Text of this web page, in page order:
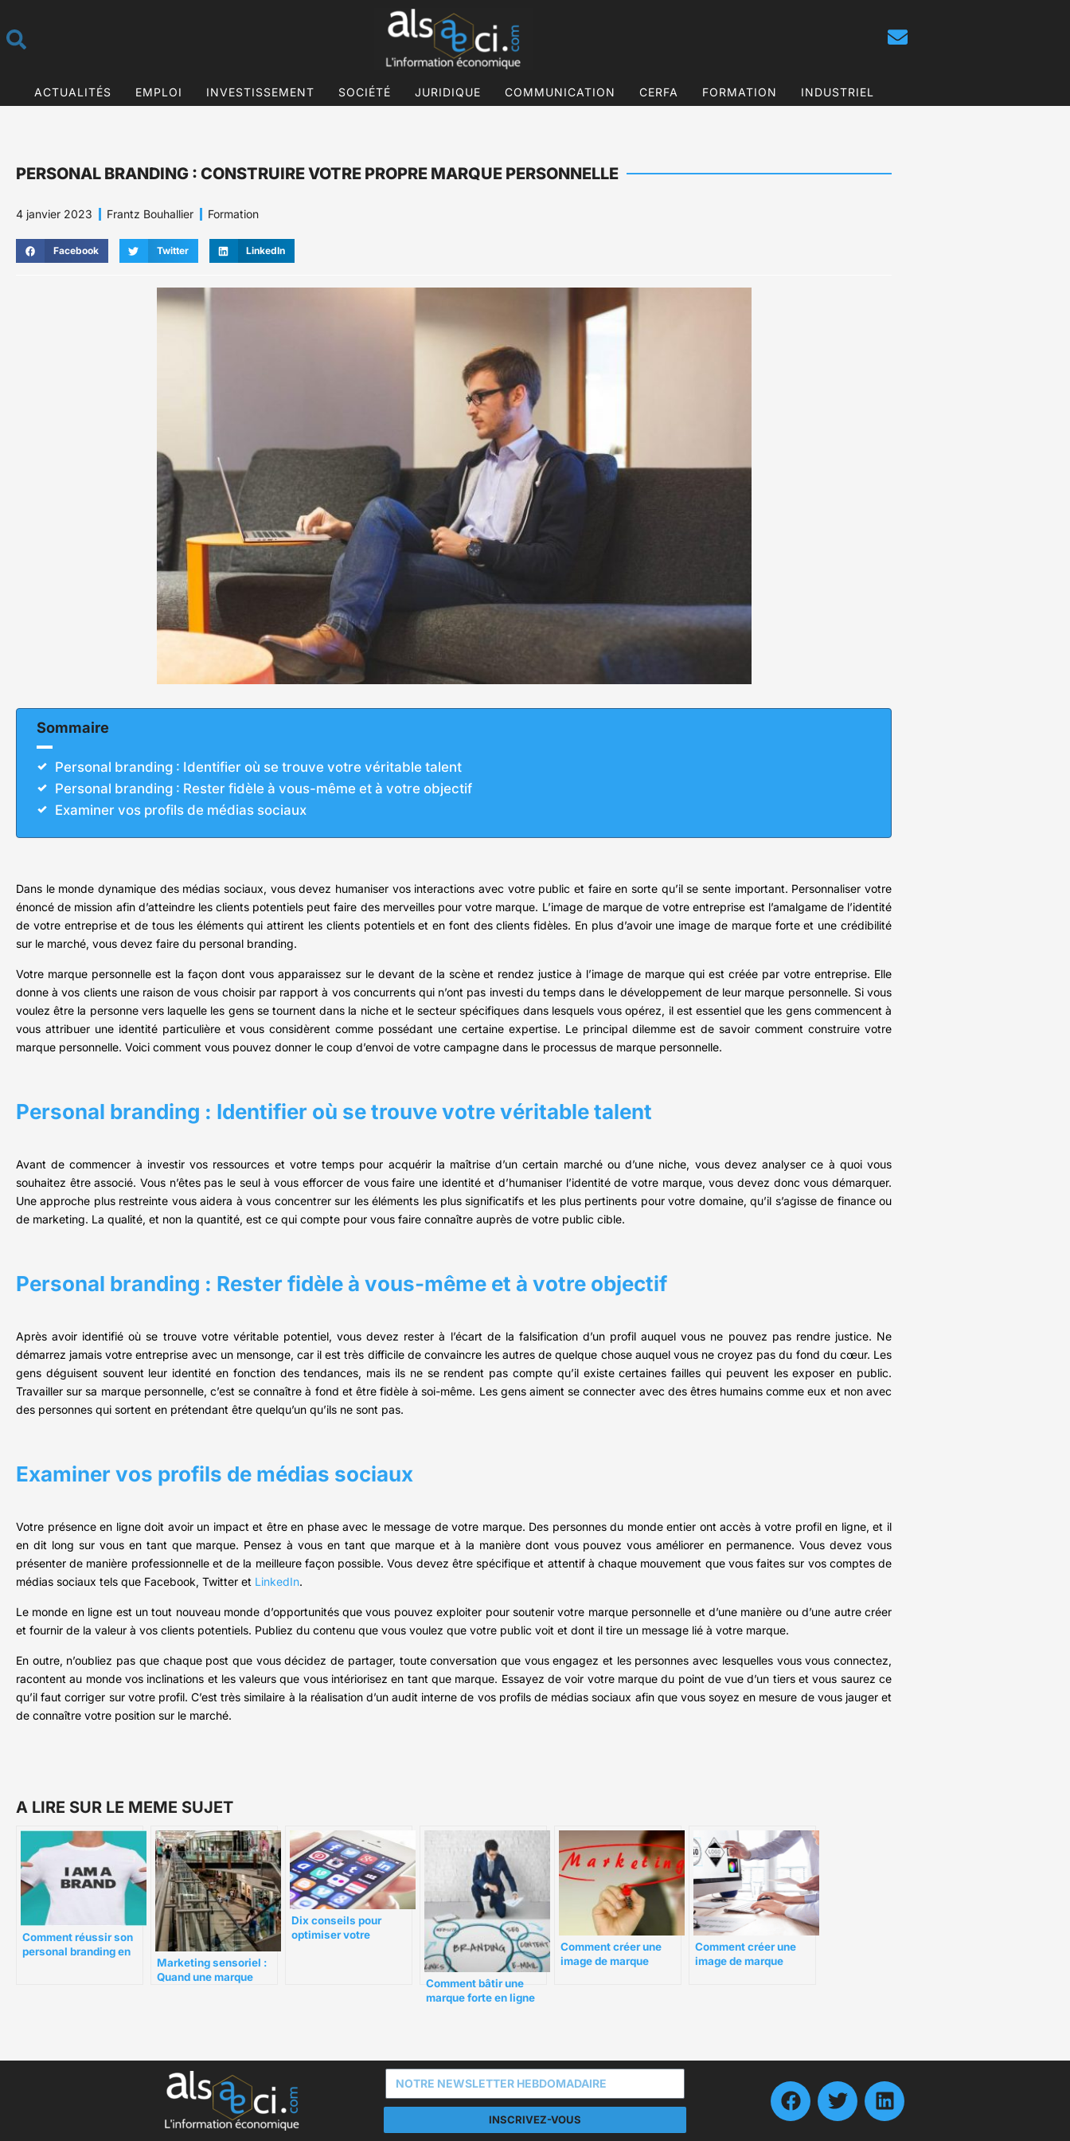
ACTUALITÉS EMPLOI INVESTISSEMENT SOCIÉTÉ JURIDIQUE COMMUNICATION CERFA FORMATION INDUSTRIEL
PERSONAL BRANDING : CONSTRUIRE VOTRE PROPRE MARQUE PERSONNELLE
4 janvier 2023 Frantz Bouhallier Formation
Facebook Twitter LinkedIn
Sommaire
Personal branding : Identifier où se trouve votre véritable talent
Personal branding : Rester fidèle à vous-même et à votre objectif
Examiner vos profils de médias sociaux
Dans le monde dynamique des médias sociaux, vous devez humaniser vos interactions avec votre public et faire en sorte qu’il se sente important. Personnaliser votre
énoncé de mission afin d’atteindre les clients potentiels peut faire des merveilles pour votre marque. L’image de marque de votre entreprise est l’amalgame de l’identité
de votre entreprise et de tous les éléments qui attirent les clients potentiels et en font des clients fidèles. En plus d’avoir une image de marque forte et une crédibilité
sur le marché, vous devez faire du personal branding.
Votre marque personnelle est la façon dont vous apparaissez sur le devant de la scène et rendez justice à l’image de marque qui est créée par votre entreprise. Elle
donne à vos clients une raison de vous choisir par rapport à vos concurrents qui n’ont pas investi du temps dans le développement de leur marque personnelle. Si vous
voulez être la personne vers laquelle les gens se tournent dans la niche et le secteur spécifiques dans lesquels vous opérez, il est essentiel que les gens commencent à
vous attribuer une identité particulière et vous considèrent comme possédant une certaine expertise. Le principal dilemme est de savoir comment construire votre
marque personnelle. Voici comment vous pouvez donner le coup d’envoi de votre campagne dans le processus de marque personnelle.
Personal branding : Identifier où se trouve votre véritable talent
Avant de commencer à investir vos ressources et votre temps pour acquérir la maîtrise d’un certain marché ou d’une niche, vous devez analyser ce à quoi vous
souhaitez être associé. Vous n’êtes pas le seul à vous efforcer de vous faire une identité et d’humaniser l’identité de votre marque, vous devez donc vous démarquer.
Une approche plus restreinte vous aidera à vous concentrer sur les éléments les plus significatifs et les plus pertinents pour votre domaine, qu’il s’agisse de finance ou
de marketing. La qualité, et non la quantité, est ce qui compte pour vous faire connaître auprès de votre public cible.
Personal branding : Rester fidèle à vous-même et à votre objectif
Après avoir identifié où se trouve votre véritable potentiel, vous devez rester à l’écart de la falsification d’un profil auquel vous ne pouvez pas rendre justice. Ne
démarrez jamais votre entreprise avec un mensonge, car il est très difficile de convaincre les autres de quelque chose auquel vous ne croyez pas du fond du cœur. Les
gens déguisent souvent leur identité en fonction des tendances, mais ils ne se rendent pas compte qu’il existe certaines failles qui peuvent les exposer en public.
Travailler sur sa marque personnelle, c’est se connaître à fond et être fidèle à soi-même. Les gens aiment se connecter avec des êtres humains comme eux et non avec
des personnes qui sortent en prétendant être quelqu’un qu’ils ne sont pas.
Examiner vos profils de médias sociaux
Votre présence en ligne doit avoir un impact et être en phase avec le message de votre marque. Des personnes du monde entier ont accès à votre profil en ligne, et il
en dit long sur vous en tant que marque. Pensez à vous en tant que marque et à la manière dont vous pouvez vous améliorer en permanence. Vous devez vous
présenter de manière professionnelle et de la meilleure façon possible. Vous devez être spécifique et attentif à chaque mouvement que vous faites sur vos comptes de
médias sociaux tels que Facebook, Twitter et LinkedIn.
Le monde en ligne est un tout nouveau monde d’opportunités que vous pouvez exploiter pour soutenir votre marque personnelle et d’une manière ou d’une autre créer
et fournir de la valeur à vos clients potentiels. Publiez du contenu que vous voulez que votre public voit et dont il tire un message lié à votre marque.
En outre, n’oubliez pas que chaque post que vous décidez de partager, toute conversation que vous engagez et les personnes avec lesquelles vous vous connectez,
racontent au monde vos inclinations et les valeurs que vous intériorisez en tant que marque. Essayez de voir votre marque du point de vue d’un tiers et vous saurez ce
qu’il faut corriger sur votre profil. C’est très similaire à la réalisation d’un audit interne de vos profils de médias sociaux afin que vous soyez en mesure de vous jauger et
de connaître votre position sur le marché.
A LIRE SUR LE MEME SUJET
Comment réussir son
personal branding en
Marketing sensoriel :
Quand une marque
Dix conseils pour
optimiser votre
Comment bâtir une
marque forte en ligne
Comment créer une
image de marque
Comment créer une
image de marque
INSCRIVEZ-VOUS